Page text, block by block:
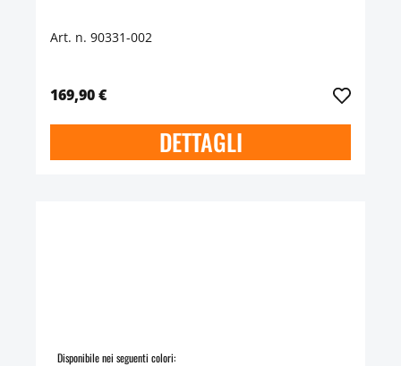
Art. n. 90331-002
169,90 €
DETTAGLI
Disponibile nei seguenti colori: